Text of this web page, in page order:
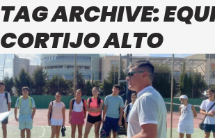
TAG ARCHIVE:
CORTIJO ALTO